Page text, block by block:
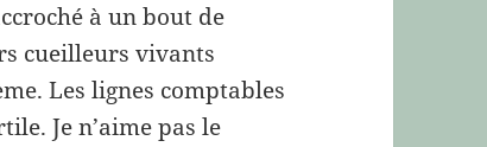
à un bout de
cueilleurs vivants
Les lignes comptables
Je n’aime pas le